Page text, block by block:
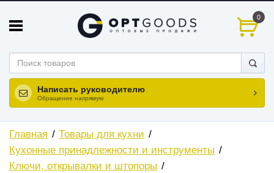
0
Написать руководителю
Обращение напрямую
Главная
Товары для кухни
Кухонные принадлежности и инструменты
Ключи, открывалки и штопоры